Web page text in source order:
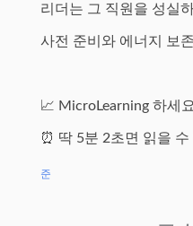
리더는 그 직원을 성실
사전 준비와 에너지 보
📈 MicroLearning 하세
⏰ 딱 5분 2초면 읽을 수
준